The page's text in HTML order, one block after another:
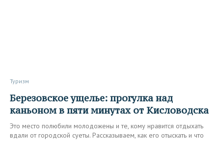
Туризм
Березовское ущелье: прогулка над
каньоном в пяти минутах от Кисловодска
Это место полюбили молодожены и те, кому нравится отдыхать
вдали от городской суеты. Рассказываем, как его отыскать и что